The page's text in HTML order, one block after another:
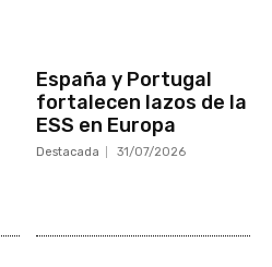
España y Portugal
fortalecen lazos de la
ESS en Europa
Destacada 31/07/2026